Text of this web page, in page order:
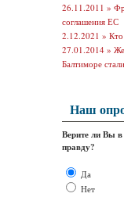
26.11.2011 »
соглашения ЕС
2.12.2021 »
27.01.2014 »
Балтиморе
Наш
Верите ли Вы в
правду?
Да
Нет